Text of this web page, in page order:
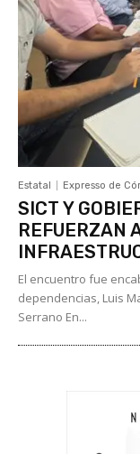
Estatal Expresso de
SICT Y
REFUERZAN
El encuentro fue
dependencias, Luis
Serrano En...